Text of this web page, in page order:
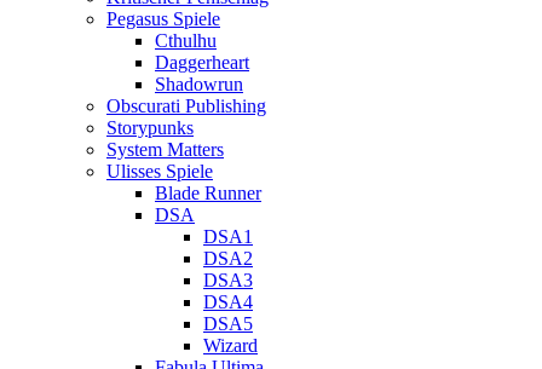
Pegasus Spiele
Cthulhu
Daggerheart
Shadowrun
Obscurati Publishing
Storypunks
System Matters
Ulisses Spiele
Blade Runner
DSA
DSA1
DSA2
DSA3
DSA4
DSA5
Wizard